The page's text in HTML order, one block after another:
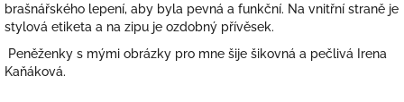
brašnářského lepení, aby byla pevná a funkční. Na vnitřní straně je
stylová etiketa a na zipu je ozdobný přívěsek.
Peněženky s mými obrázky pro mne šije šikovná a pečlivá Irena
Kaňáková.